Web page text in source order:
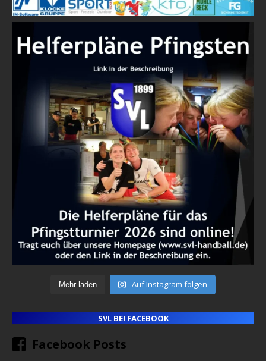
Mehr laden Auf Instagram folgen
SVL BEI FACEBOOK
Facebook Posts